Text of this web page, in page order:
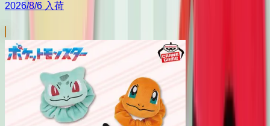
2026/8/6 入荷